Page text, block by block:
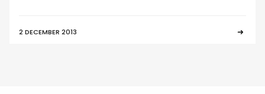
2 DECEMBER 2013